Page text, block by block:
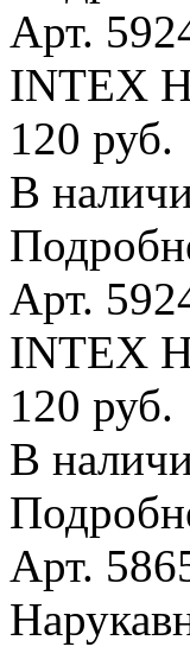
Арт.
INTEX
120 руб.
В
Арт.
INTEX
120 руб.
В
Арт.